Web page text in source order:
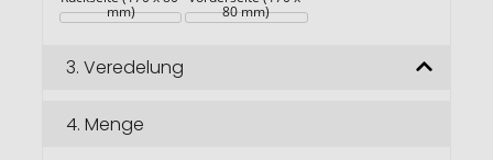
mm) 80 mm)
3. Veredelung
4. Menge